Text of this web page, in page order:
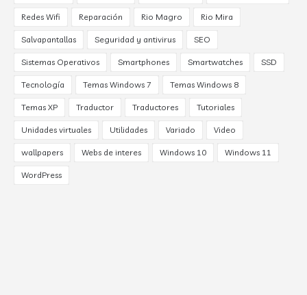
Redes Wifi Reparación Rio Magro Rio Mira
Salvapantallas Seguridad y antivirus SEO
Sistemas Operativos Smartphones Smartwatches SSD
Tecnología Temas Windows 7 Temas Windows 8
Temas XP Traductor Traductores Tutoriales
Unidades virtuales Utilidades Variado Video
wallpapers Webs de interes Windows 10 Windows 11
WordPress